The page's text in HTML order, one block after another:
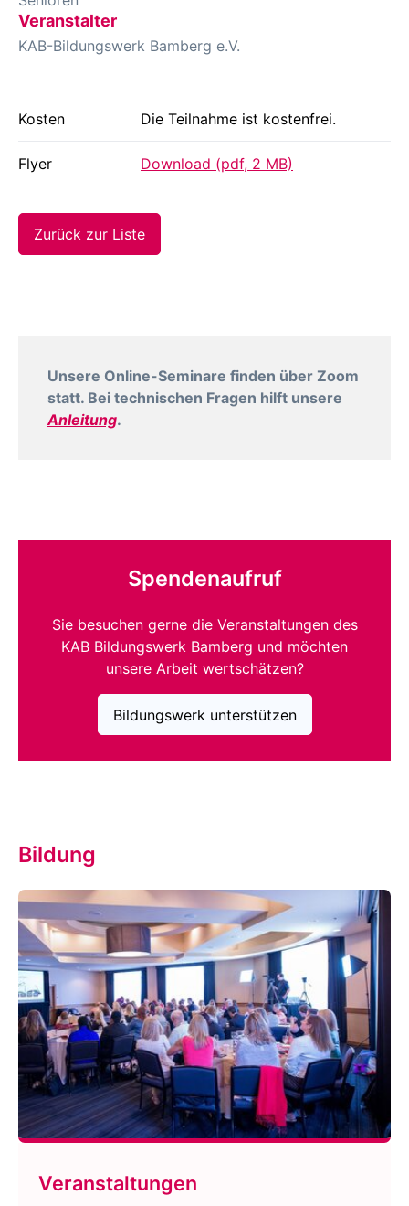
Veranstalter
KAB-Bildungswerk Bamberg e.V.
Kosten Die Teilnahme ist kostenfrei.
Flyer Download (pdf, 2 MB)
Zurück zur Liste
Unsere Online-Seminare finden über Zoom
statt. Bei technischen Fragen hilft unsere
Anleitung.
Spendenaufruf
Sie besuchen gerne die Veranstaltungen des
KAB Bildungswerk Bamberg und möchten
unsere Arbeit wertschätzen?
Bildungswerk unterstützen
Bildung
Veranstaltungen